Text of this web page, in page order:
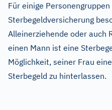
Für einige
Sterbegeldversicherung
Alleinerziehende oder auch
einen Mann ist eine
Möglichkeit, seiner Frau
Sterbegeld zu hinterlassen.